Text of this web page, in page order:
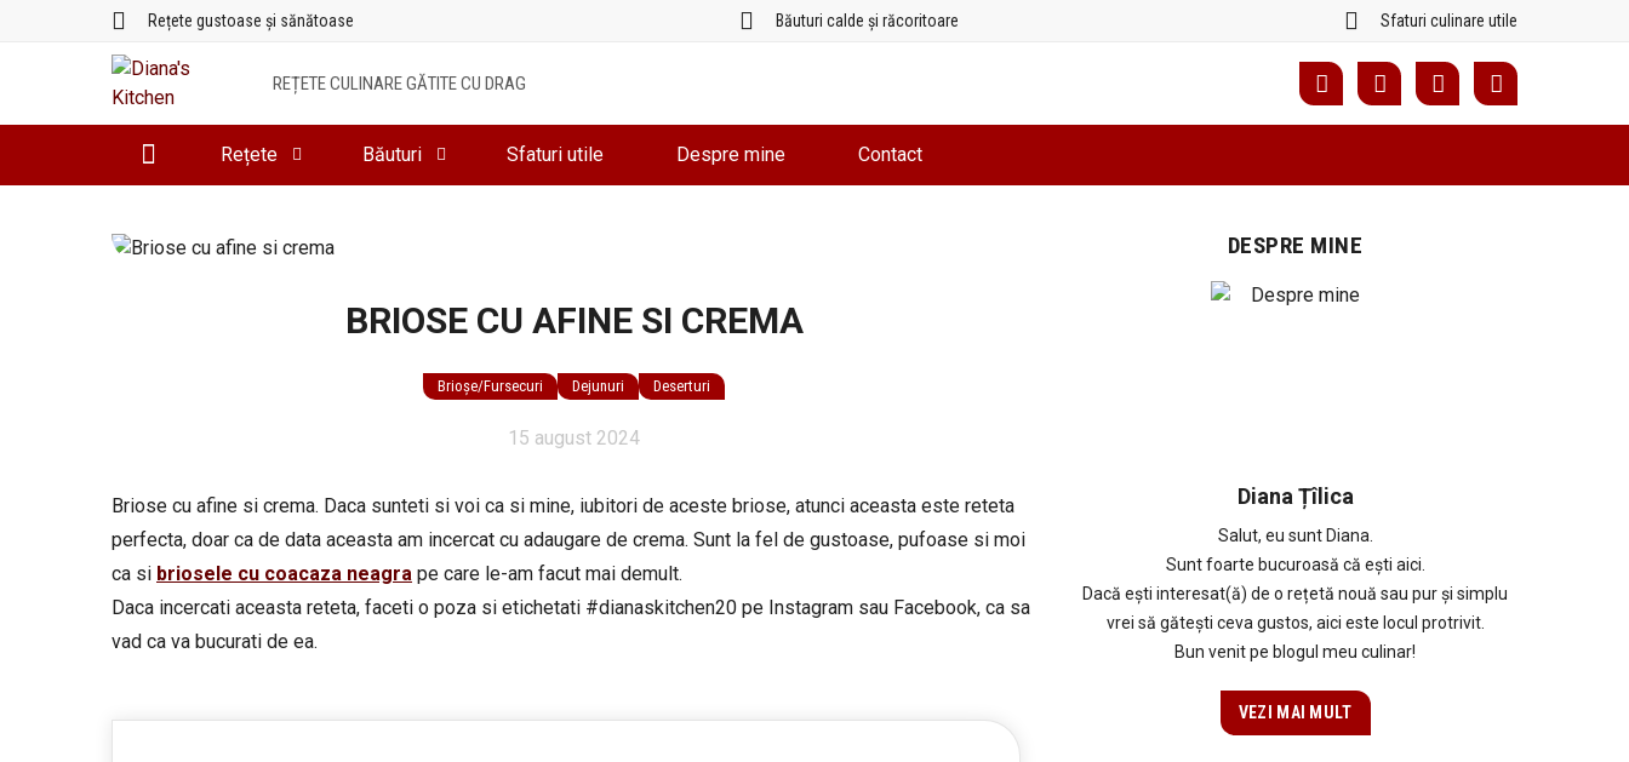
Rețete gustoase și sănătoase Băuturi calde și răcoritoare Sfaturi culinare utile
REȚETE CULINARE GĂTITE CU DRAG
Rețete Băuturi Sfaturi utile Despre mine Contact
BRIOSE CU AFINE SI CREMA
Brioșe/Fursecuri Dejunuri Deserturi
15 august 2024
Briose cu afine si crema. Daca sunteti si voi ca si mine, iubitori de aceste briose, atunci aceasta este reteta
perfecta, doar ca de data aceasta am incercat cu adaugare de crema. Sunt la fel de gustoase, pufoase si moi
ca si briosele cu coacaza neagra pe care le-am facut mai demult.
Daca incercati aceasta reteta, faceti o poza si etichetati #dianaskitchen20 pe Instagram sau Facebook, ca sa
vad ca va bucurati de ea.
DESPRE MINE
Diana Țîlica
Salut, eu sunt Diana.
Sunt foarte bucuroasă că ești aici.
Dacă ești interesat(ă) de o rețetă nouă sau pur și simplu
vrei să gătești ceva gustos, aici este locul protrivit.
Bun venit pe blogul meu culinar!
VEZI MAI MULT